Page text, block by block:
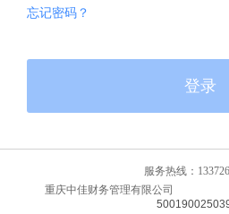
忘记密码？
登录
服务热线：
重庆中佳财务管理有限公司